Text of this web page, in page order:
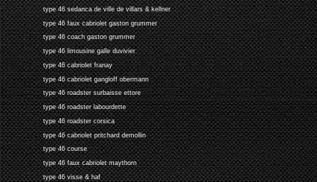
type 46 sedanca de ville de villars & kellner
type 46 faux cabriolet gaston grummer
type 46 coach gaston grummer
type 46 limousine galle duvivier
type 46 cabriolet franay
type 46 cabriolet gangloff obermann
type 46 roadster surbaisse ettore
type 46 roadster labourdette
type 46 roadster corsica
type 46 cabriolet pritchard demollin
type 46 course
type 46 faux cabriolet maythorn
type 46 visse & haf